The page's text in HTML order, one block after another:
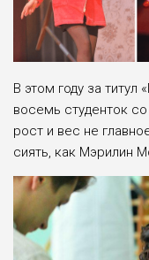
В этом году за титул
восемь студенток
рост и вес не
сиять, как Мэрилин